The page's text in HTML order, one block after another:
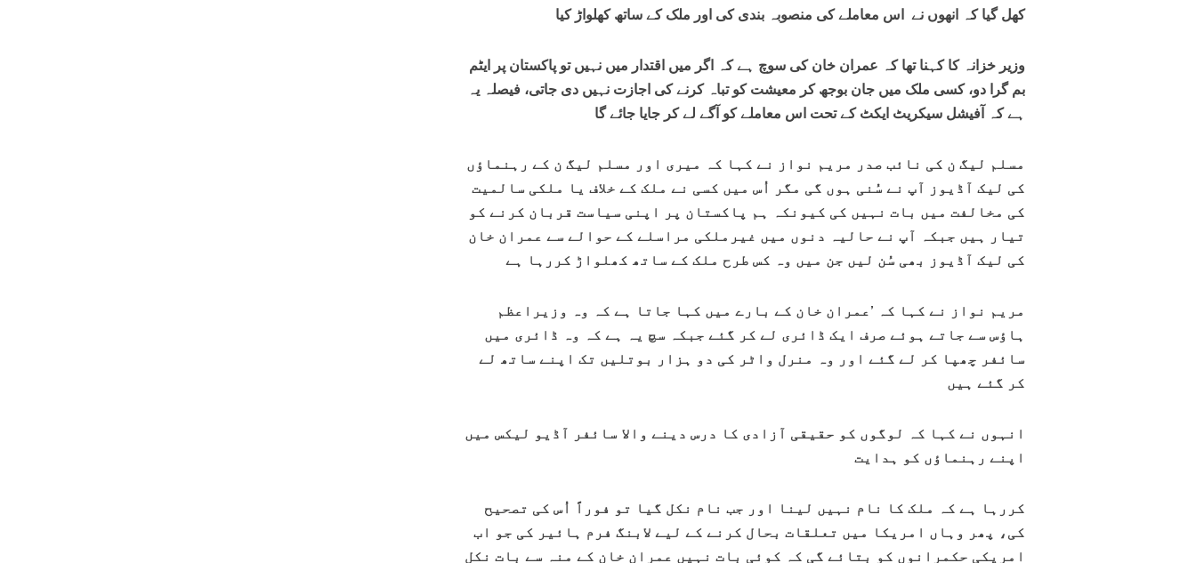
کھل گیا کہ انھوں نے اس معاملے کی منصوبہ بندی کی اور ملک کے ساتھ کھلواڑ کیا
وزیر خزانہ کا کہنا تھا کہ عمران خان کی سوچ ہے کہ اگر میں اقتدار میں نہیں تو پاکستان پر ایٹم
بم گرا دو، کسی ملک میں جان بوجھ کر معیشت کو تباہ کرنے کی اجازت نہیں دی جاتی، فیصلہ یہ
ہے کہ آفیشل سیکریٹ ایکٹ کے تحت اس معاملے کو آگے لے کر جایا جائے گا
مسلم لیگ ن کی نائب صدر مریم نواز نے کہا کہ میری اور مسلم لیگ ن کے رہنماؤں
کی لیک آڈیوز آپ نے سُنی ہوں گی مگر اُس میں کسی نے ملک کے خلاف یا ملکی سالمیت
کی مخالفت میں بات نہیں کی کیونکہ ہم پاکستان پر اپنی سیاست قربان کرنے کو
تیار ہیں جبکہ آپ نے حالیہ دنوں میں غیرملکی مراسلے کے حوالے سے عمران خان
کی لیک آڈیوز بھی سُن لیں جن میں وہ کس طرح ملک کے ساتھ کھلواڑ کررہا ہے
مریم نواز نے کہا کہ ’عمران خان کے بارے میں کہا جاتا ہے کہ وہ وزیراعظم
ہاؤس سے جاتے ہوئے صرف ایک ڈائری لے کر گئے جبکہ سچ یہ ہے کہ وہ ڈائری میں
سائفر چھپا کر لے گئے اور وہ منرل واٹر کی دو ہزار بوتلیں تک اپنے ساتھ لے
کر گئے ہیں
انہوں نے کہا کہ لوگوں کو حقیقی آزادی کا درس دینے والا سائفر آڈیو لیکس میں
اپنے رہنماؤں کو ہدایت
کررہا ہے کہ ملک کا نام نہیں لینا اور جب نام نکل گیا تو فوراً اُس کی تصحیح
کی، پھر وہاں امریکا میں تعلقات بحال کرنے کے لیے لابنگ فرم ہائیر کی جو اب
امریکی حکمرانوں کو بتائے گی کہ کوئی بات نہیں عمران خان کے منہ سے بات نکل